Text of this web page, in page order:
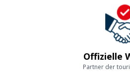
Offizielle
Partner der